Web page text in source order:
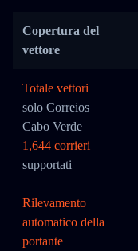
Copertura del
vettore
Totale vettori
solo Correios
Cabo Verde
1,644 corrieri
supportati
Rilevamento
automatico della
portante